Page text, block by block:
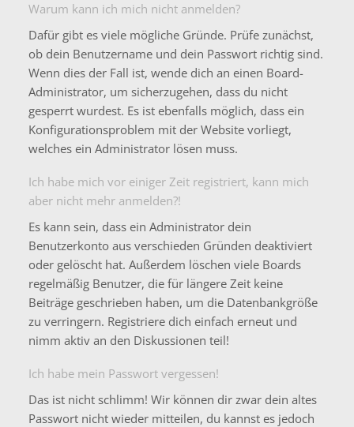
Warum kann ich mich nicht anmelden?
Dafür gibt es viele mögliche Gründe. Prüfe zunächst,
ob dein Benutzername und dein Passwort richtig sind.
Wenn dies der Fall ist, wende dich an einen Board-
Administrator, um sicherzugehen, dass du nicht
gesperrt wurdest. Es ist ebenfalls möglich, dass ein
Konfigurationsproblem mit der Website vorliegt,
welches ein Administrator lösen muss.
Ich habe mich vor einiger Zeit registriert, kann mich
aber nicht mehr anmelden?!
Es kann sein, dass ein Administrator dein
Benutzerkonto aus verschieden Gründen deaktiviert
oder gelöscht hat. Außerdem löschen viele Boards
regelmäßig Benutzer, die für längere Zeit keine
Beiträge geschrieben haben, um die Datenbankgröße
zu verringern. Registriere dich einfach erneut und
nimm aktiv an den Diskussionen teil!
Ich habe mein Passwort vergessen!
Das ist nicht schlimm! Wir können dir zwar dein altes
Passwort nicht wieder mitteilen, du kannst es jedoch